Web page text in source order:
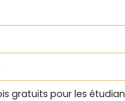
gratuits pour les